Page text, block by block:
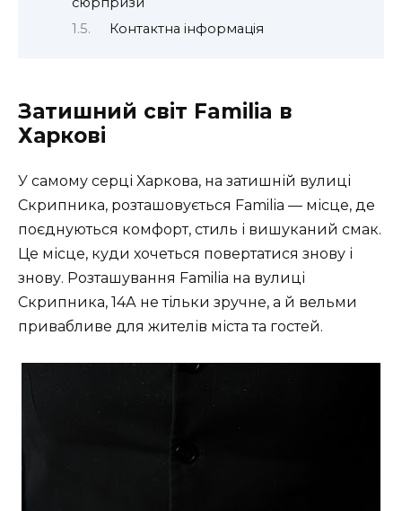
Контактна інформація
Затишний світ Familia в
Харкові
У самому серці Харкова, на затишній вулиці
Скрипника, розташовується Familia — місце, де
поєднуються комфорт, стиль і вишуканий смак.
Це місце, куди хочеться повертатися знову і
знову. Розташування Familia на вулиці
Скрипника, 14А не тільки зручне, а й вельми
привабливе для жителів міста та гостей.